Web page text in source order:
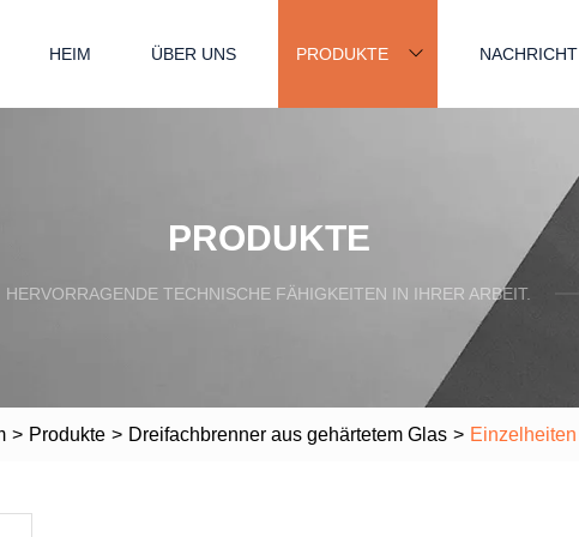
HEIM ÜBER UNS PRODUKTE NACHRICHT
PRODUKTE
HERVORRAGENDE TECHNISCHE FÄHIGKEITEN IN IHRER ARBEIT.
> Produkte > Dreifachbrenner aus gehärtetem Glas > Einzelheiten